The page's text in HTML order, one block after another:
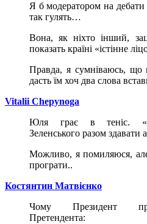
Я б модератором на
так гулять…
Вона, як ніхто інший,
показать країні «істінне
Правда, я сумніваюсь, що
дасть їм хоч два слова
Vitalii Chepynoga
Юля грає в теніс.
Зеленського разом здавати
Можливо, я помиляюся,
програти..
Костянтин Матвієнко
Чому Президент
Претендента: